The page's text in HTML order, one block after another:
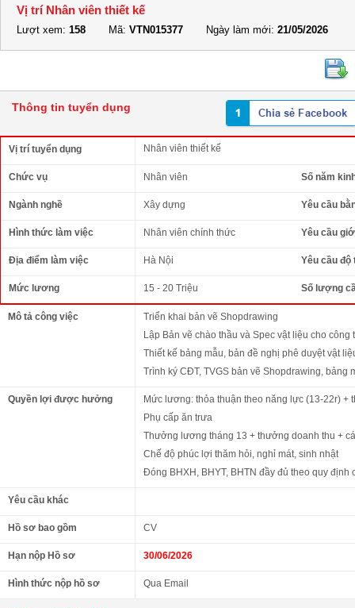
Vị trí Nhân viên thiết kế
Lượt xem: 158 Mã: VTN015377 Ngày làm mới: 21/05/2026
Thông tin tuyển dụng
Vị trí tuyển dụng Nhân viên thiết kế
Chức vụ Nhân viên Số năm
Ngành nghề Xây dựng Yêu cầu
Hình thức làm việc Nhân viên chính thức Yêu cầu
Địa điểm làm việc Hà Nội Yêu cầu độ
Mức lương 15 - 20 Triệu Số lượng
Mô tả công việc
Triển khai bản vẽ Shopdrawing
Lập Bản vẽ chào thầu và Spec vật liệu cho công
Thiết kế bảng mẫu, bản đề nghị phê duyệt vật
Trình ký CĐT, TVGS bản vẽ Shopdrawing, bảng
Quyền lợi được hưởng
Mức lương: thỏa thuận theo năng lực (13-22r) +
Phụ cấp ăn trưa
Thưởng lương tháng 13 + thưởng doanh thu +
Chế độ phúc lợi thăm hỏi, nghỉ mát, sinh nhật
Đóng BHXH, BHYT, BHTN đầy đủ theo quy định
Yêu cầu khác
Hồ sơ bao gồm CV
Hạn nộp Hồ sơ 30/06/2026
Hình thức nộp hồ sơ Qua Email